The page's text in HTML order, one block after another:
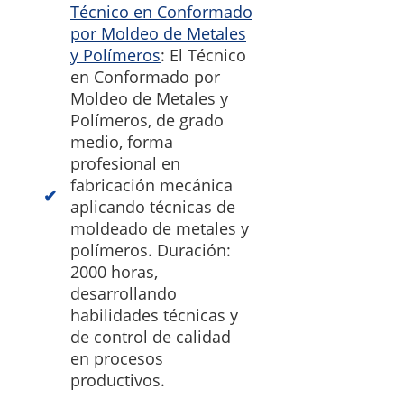
Técnico en Conformado
por Moldeo de Metales
y Polímeros: El Técnico
en Conformado por
Moldeo de Metales y
Polímeros, de grado
medio, forma
profesional en
fabricación mecánica
aplicando técnicas de
moldeado de metales y
polímeros. Duración:
2000 horas,
desarrollando
habilidades técnicas y
de control de calidad
en procesos
productivos.